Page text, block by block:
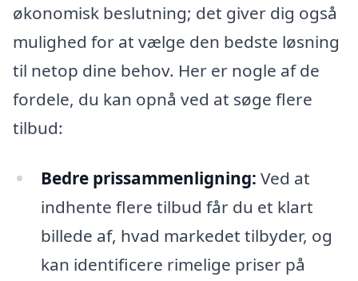
økonomisk beslutning; det giver dig også
mulighed for at vælge den bedste løsning
til netop dine behov. Her er nogle af de
fordele, du kan opnå ved at søge flere
tilbud:
Bedre prissammenligning: Ved at
indhente flere tilbud får du et klart
billede af, hvad markedet tilbyder, og
kan identificere rimelige priser på